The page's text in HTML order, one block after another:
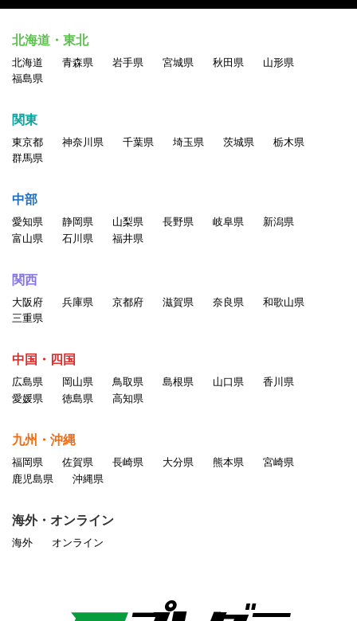
北海道・東北
北海道 青森県 岩手県 宮城県 秋田県
山形県
福島県
関東
東京都 神奈川県 千葉県 埼玉県 茨城県
栃木県
群馬県
中部
愛知県 静岡県 山梨県 長野県 岐阜県
新潟県
富山県
石川県 福井県
関西
大阪府 兵庫県 京都府 滋賀県 奈良県
和歌山県
三重県
中国・四国
広島県 岡山県 鳥取県 島根県 山口県
香川県
愛媛県
徳島県 高知県
九州・沖縄
福岡県 佐賀県 長崎県 大分県 熊本県
宮崎県
鹿児島県
沖縄県
海外・オンライン
海外 オンライン